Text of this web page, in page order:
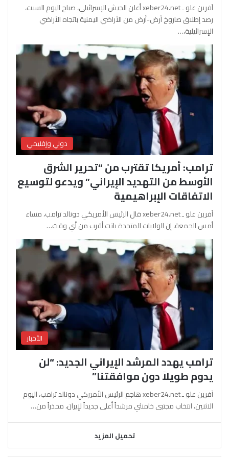
آفرين علو ـ xeber24.net أعلن الجيش الإسرائيلي، صباح اليوم السبت،
رصد إطلاق صاروخ أرض-أرض من الأراضي اليمنية باتجاه الأراضي
الإسرائيلية،…
دولي وإقليمي
ترامب: أمريكا تقترب من “تحرير الشرق
الأوسط من التهديد الإيراني” ويدعو لتوسيع
الاتفاقات الإبراهيمية
آفرين علو ـ xeber24.net قال الرئيس الأمريكي دونالد ترامب، مساء
أمس الجمعة، إن الولايات المتحدة باتت أقرب من أي وقت…
الأخبار
ترامب يهدد المرشد الإيراني الجديد: “لن
يدوم طويلاً دون موافقتنا”
آفرين علو ـ xeber24.net هاجم الرئيس الأميركي دونالد ترامب، اليوم
الاثنين، انتخاب مجتبى خامنئي مرشداً أعلى جديداً لإيران، محذراً من…
تحميل المزيد